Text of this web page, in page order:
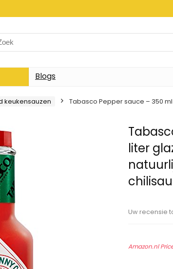
Blogs
keukensauzen Tabasco Pepper sauce – 350
liter
Uw recensie
Amazon.nl